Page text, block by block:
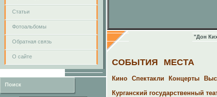
Cтатьи
Фотоальбомы
Обратная связь
О сайте
Поиск
"Дон
СОБЫТИЯ МЕСТА
Кино Спектакли Концерты
Курганский государственный